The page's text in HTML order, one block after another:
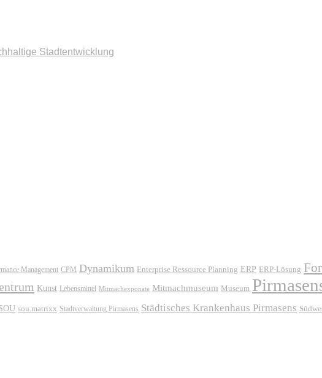
Stadtentwicklung
Management CPM Dynamikum Enterprise Ressource Planning ERP ERP-Lösung
Kunst Lebensmittel Mitmachexponate Mitmachmuseum Museum
sou.matrixx Stadtverwaltung Pirmasens Städtisches Krankenhaus Pirmasens